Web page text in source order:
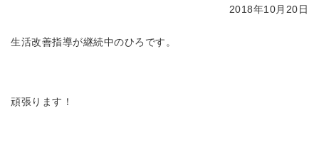
2018年10月20日
生活改善指導が継続中のひろです。
頑張ります！